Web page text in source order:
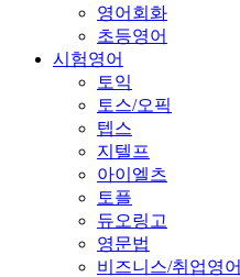
영어회화
초등영어
시험영어
토익
토스/오픽
텝스
지텔프
아이엘츠
토플
듀오링고
영문법
비즈니스/취업영어